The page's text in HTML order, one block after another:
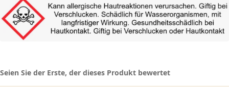
Seien Sie der Erste, der dieses Produkt bewertet